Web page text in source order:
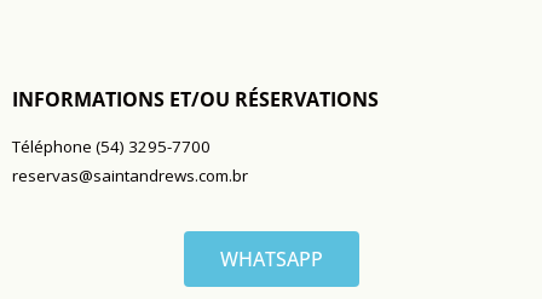
INFORMATIONS ET/OU RÉSERVATIONS
Téléphone (54) 3295-7700
reservas@saintandrews.com.br
WHATSAPP